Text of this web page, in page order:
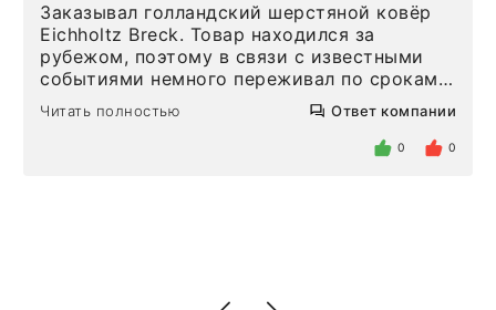
Заказывал голландский шерстяной ковёр
Eichholtz Breck. Товар находился за
рубежом, поэтому в связи с известными
событиями немного переживал по срокам.
Но homeadore привезли ровно в
определенное в договоре время, без
Читать полностью Ответ компании
0 0